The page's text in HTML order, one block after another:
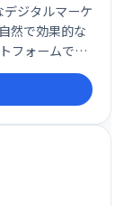
ジタルマーケ
然で効果的な
フォームで
ターが効率的
るように設計
整など、コン
ます。